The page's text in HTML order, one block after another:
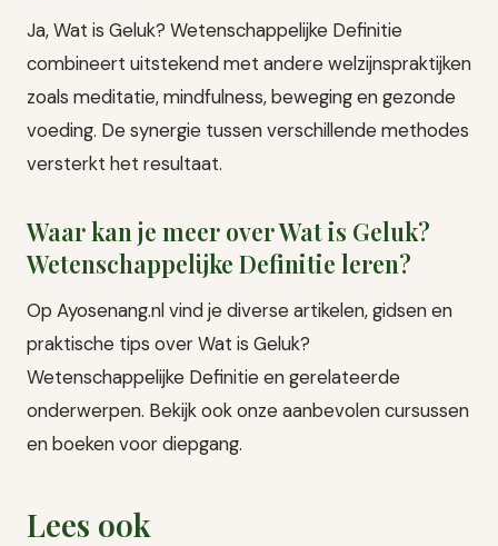
Ja, Wat is Geluk? Wetenschappelijke Definitie
combineert uitstekend met andere welzijnspraktijken
zoals meditatie, mindfulness, beweging en gezonde
voeding. De synergie tussen verschillende methodes
versterkt het resultaat.
Waar kan je meer over Wat is Geluk?
Wetenschappelijke Definitie leren?
Op Ayosenang.nl vind je diverse artikelen, gidsen en
praktische tips over Wat is Geluk?
Wetenschappelijke Definitie en gerelateerde
onderwerpen. Bekijk ook onze aanbevolen cursussen
en boeken voor diepgang.
Lees ook